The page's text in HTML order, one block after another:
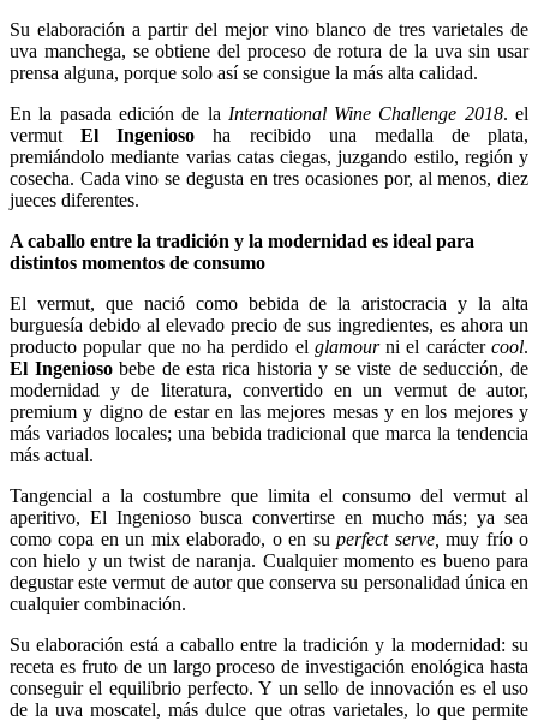
Su elaboración a partir del mejor vino blanco de tres varietales de
uva manchega, se obtiene del proceso de rotura de la uva sin usar
prensa alguna, porque solo así se consigue la más alta calidad.
En la pasada edición de la International Wine Challenge 2018. el
vermutEl Ingenioso ha recibido una medalla de plata,
premiándolo mediante varias catas ciegas, juzgando estilo, región y
cosecha. Cada vino se degusta en tres ocasiones por, al menos, diez
jueces diferentes.
A caballo entre la tradición y la modernidad es ideal para
distintos momentos de consumo
El vermut, que nació como bebida de la aristocracia y la alta
burguesía debido al elevado precio de sus ingredientes, es ahora un
producto popular que no ha perdido el glamourni el caráctercool.
El Ingeniosobebe de esta rica historia y se viste de seducción, de
modernidad y de literatura, convertido en un vermut de autor,
premium y digno de estar en las mejores mesas y en los mejores y
más variados locales; una bebida tradicional que marca la tendencia
más actual.
Tangencial a la costumbre que limita el consumo del vermut al
aperitivo, El Ingenioso busca convertirse en mucho más; ya sea
como copa en un mix elaborado, o en superfect serve, muy frío o
con hielo y un twist de naranja. Cualquier momento es bueno para
degustar este vermut de autor que conserva su personalidad única en
cualquier combinación.
Su elaboración está a caballo entre la tradición y la modernidad: su
receta es fruto de un largo proceso de investigación enológica hasta
conseguir el equilibrio perfecto. Y un sello de innovación es el uso
de la uva moscatel, más dulce que otras varietales, lo que permite